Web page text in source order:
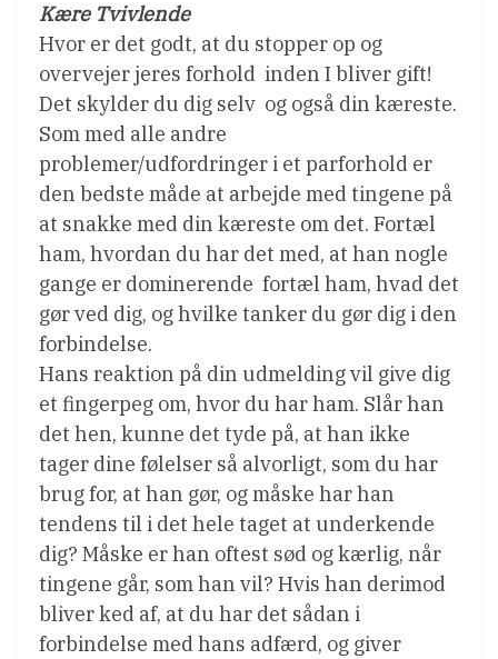
Kære Tvivlende
Hvor er det godt, at du stopper op og
overvejer jeres forhold  inden I bliver gift!
Det skylder du dig selv  og også din kæreste.
Som med alle andre
problemer/udfordringer i et parforhold er
den bedste måde at arbejde med tingene på
at snakke med din kæreste om det. Fortæl
ham, hvordan du har det med, at han nogle
gange er dominerende  fortæl ham, hvad det
gør ved dig, og hvilke tanker du gør dig i den
forbindelse.
Hans reaktion på din udmelding vil give dig
et fingerpeg om, hvor du har ham. Slår han
det hen, kunne det tyde på, at han ikke
tager dine følelser så alvorligt, som du har
brug for, at han gør, og måske har han
tendens til i det hele taget at underkende
dig? Måske er han oftest sød og kærlig, når
tingene går, som han vil? Hvis han derimod
bliver ked af, at du har det sådan i
forbindelse med hans adfærd, og giver